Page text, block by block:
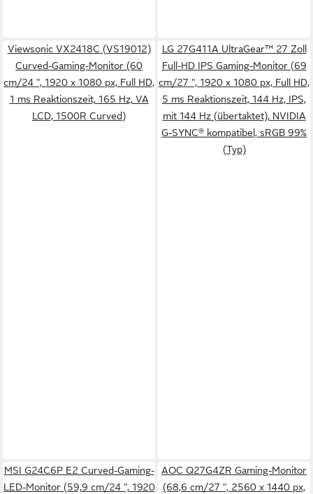
Viewsonic VX2418C (VS19012)
Curved-Gaming-Monitor (60
cm/24 ", 1920 x 1080 px, Full HD,
1 ms Reaktionszeit, 165 Hz, VA
LCD, 1500R Curved)
LG 27G411A UltraGear™ 27 Zoll
Full-HD IPS Gaming-Monitor (69
cm/27 ", 1920 x 1080 px, Full HD,
5 ms Reaktionszeit, 144 Hz, IPS,
mit 144 Hz (übertaktet), NVIDIA
G-SYNC® kompatibel, sRGB 99%
(Typ)
MSI G24C6P E2 Curved-Gaming-
LED-Monitor (59,9 cm/24 ", 1920
AOC Q27G4ZR Gaming-Monitor
(68,6 cm/27 ", 2560 x 1440 px,